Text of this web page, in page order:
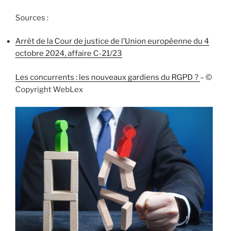
Sources :
Arrêt de la Cour de justice de l’Union européenne du 4
octobre 2024, affaire C-21/23
Les concurrents : les nouveaux gardiens du RGPD ? – ©
Copyright WebLex